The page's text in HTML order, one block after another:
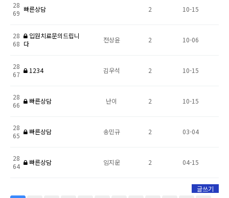
28
69 빠른상담 2 10-15
28
68
입원치료문의드립니
다
전상윤 2 10-06
28
67
1234 김우석 2 10-15
28
66
빠른상담 난이 2 10-15
28
65
빠른상담 송민규 2 03-04
28
64
빠른상담 임지운 2 04-15
글쓰기